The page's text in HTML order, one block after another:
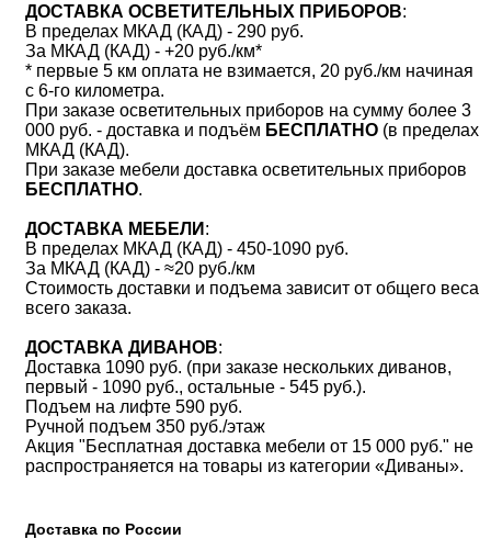
ДОСТАВКА ОСВЕТИТЕЛЬНЫХ ПРИБОРОВ:
В пределах МКАД (КАД) - 290 руб.
За МКАД (КАД) - +20 руб./км*
* первые 5 км оплата не взимается, 20 руб./км начиная
с 6-го километра.
При заказе осветительных приборов на сумму более 3
000 руб. - доставка и подъём БЕСПЛАТНО (в пределах
МКАД (КАД).
При заказе мебели доставка осветительных приборов
БЕСПЛАТНО.
ДОСТАВКА МЕБЕЛИ :
В пределах МКАД (КАД) - 450-1090 руб.
За МКАД (КАД) - ≈20 руб./км
Стоимость доставки и подъема зависит от общего веса
всего заказа.
ДОСТАВКА ДИВАНОВ:
Доставка 1090 руб. (при заказе нескольких диванов,
первый - 1090 руб., остальные - 545 руб.).
Подъем на лифте 590 руб.
Ручной подъем 350 руб./этаж
Акция "Бесплатная доставка мебели от 15 000 руб." не
распространяется на товары из категории «Диваны».
Доставка по России